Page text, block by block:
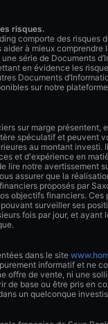
risques.
comporte des risques
aider à mieux comprendre
série de Documents
en évidence les
Documents
sur notre
sur marge présentent,
spéculatif et peuvent
au montant investi.
et d'expérience en
lire notre avertissement
assurer que la
proposés par
objectifs financiers. Ces
surveiller ses
fois par jour, et ayant
dans le site
informatif et ne
offre de vente, ni une
de base ou être pris en
un quelconque